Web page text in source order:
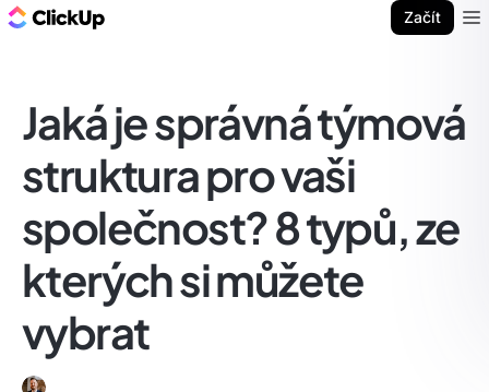
Začít
Jaká je správná týmová
struktura pro vaši
společnost? 8 typů, ze
kterých si můžete
vybrat